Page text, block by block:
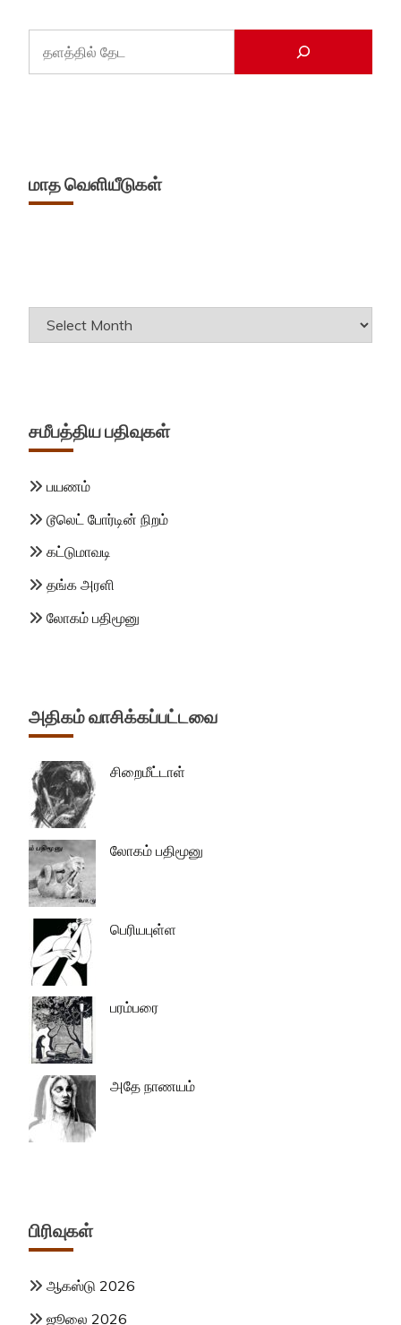
மாத வெளியீடுகள்
Archives
சமீபத்திய பதிவுகள்
பயணம்
டூலெட் போர்டின் நிறம்
கட்டுமாவடி
தங்க அரளி
லோகம் பதிமூனு
அதிகம் வாசிக்கப்பட்டவை
சிறைமீட்டாள்
லோகம் பதிமூனு
பெரியபுள்ள
பரம்பரை
அதே நாணயம்
பிரிவுகள்
ஆகஸ்டு 2026
ஜூலை 2026